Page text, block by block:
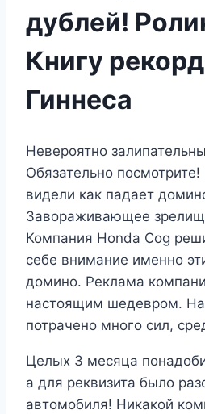
дублей!
Книгу
Гиннеса
Невероятно
Обязательно
видели как падает
Завораживающее
Компания Honda Cog
себе внимание именно
домино. Реклама
настоящим шедевром.
потрачено много сил,
Целых 3 месяца
а для реквизита было
автомобиля! Никакой